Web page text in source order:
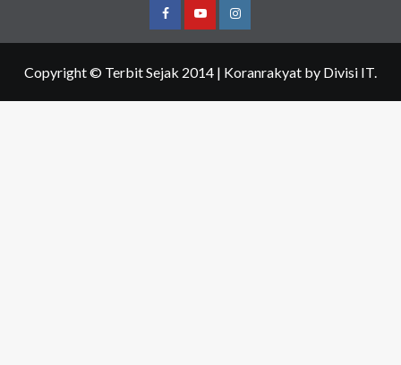
FacebookYoutubeInstagram
Copyright © Terbit Sejak 2014 | Koranrakyat by Divisi IT.